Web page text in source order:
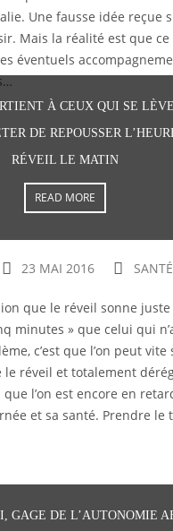
Une fausse idée reçue
Mais la réalité est que
éventuels
À CEUX QUI SE
DE REPOUSSER
RÉVEIL LE MATIN
READ MORE
23 MAI 2016 SANTÉ
que le réveil sonne juste
minutes » que celui qui
c’est que l’on peut
le réveil et totalement
l’on est encore en
et sa santé. Prendre le
GAGE DE L’AUTONOMIE